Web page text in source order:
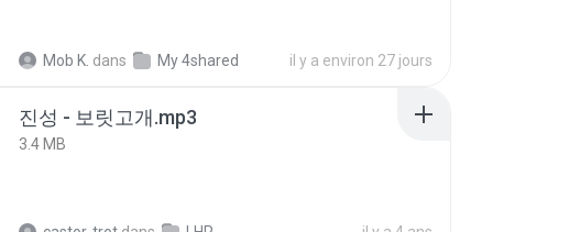
Mob K. dans My 4shared il y a environ 27 jours
진성 - 보릿고개.mp3
3.4 MB